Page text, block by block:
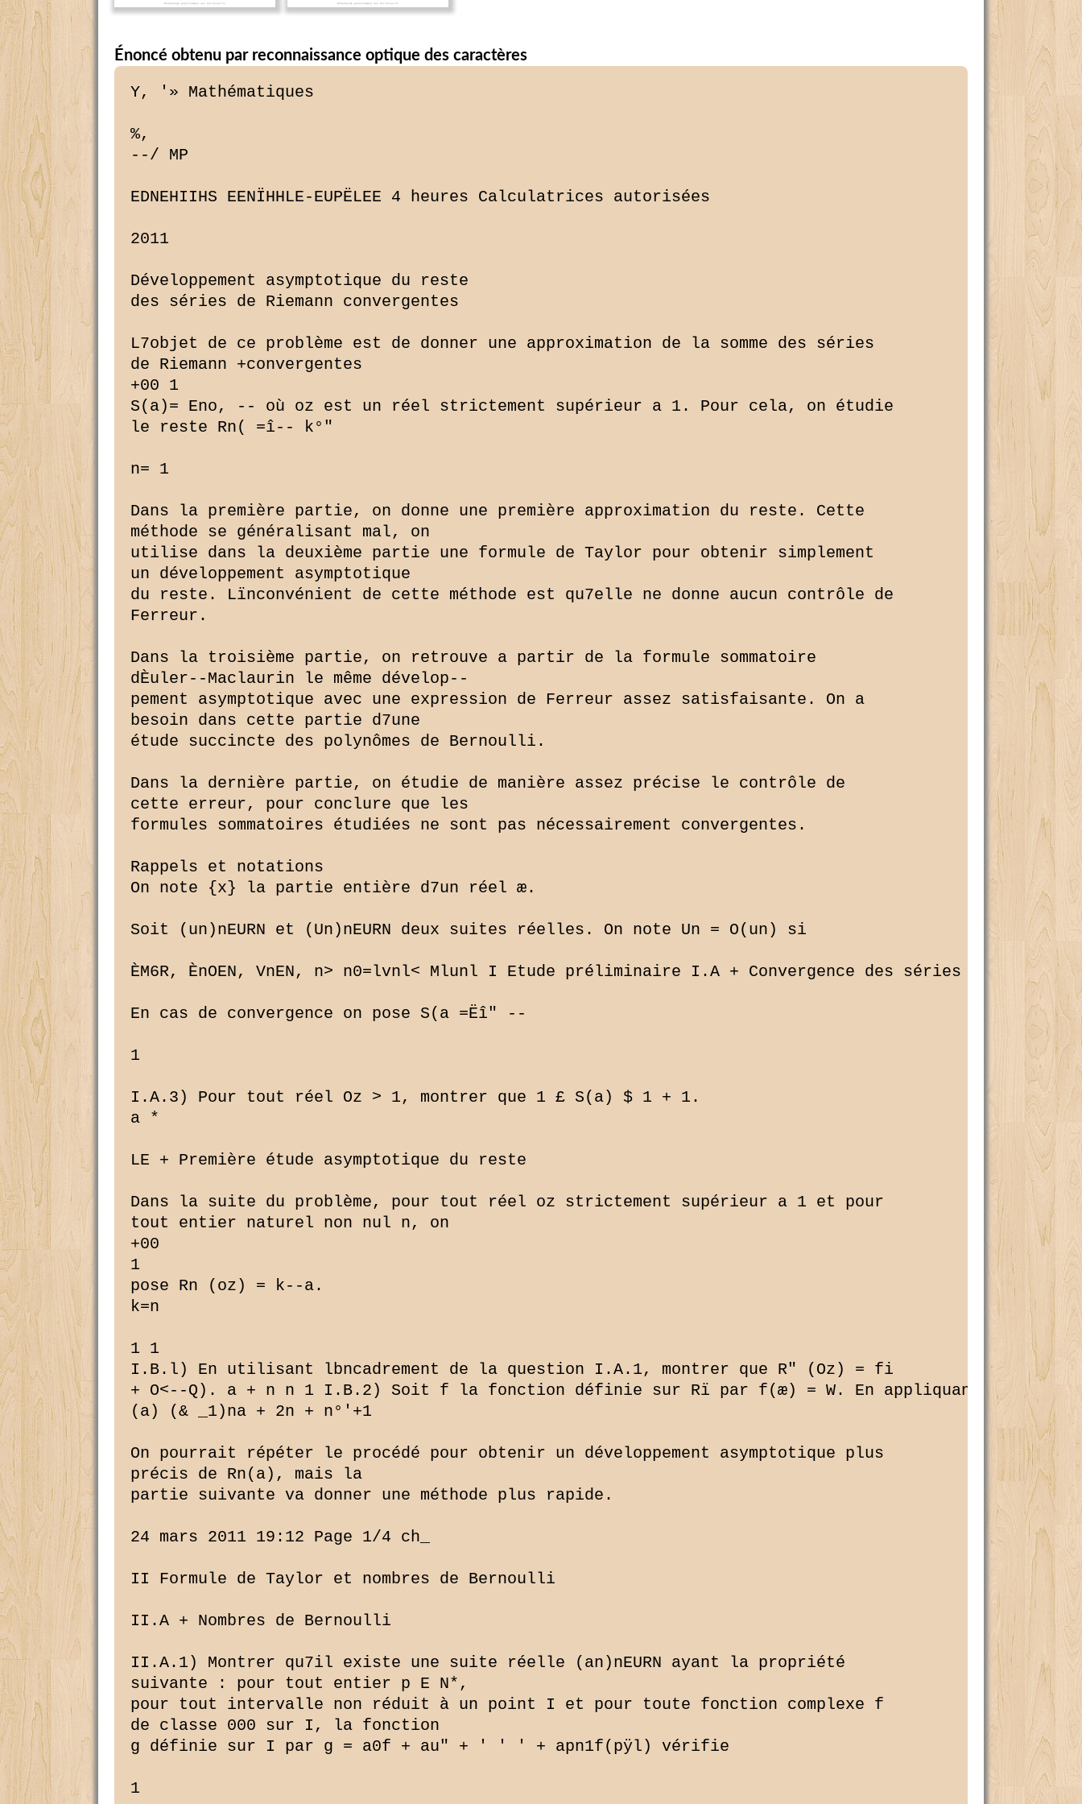
Énoncé obtenu par reconnaissance optique des caractères
Y, '» Mathématiques
%,
--/ MP
EDNEHIIHS EENÏHHLE-EUPËLEE 4 heures Calculatrices autorisées
2011
Développement asymptotique du reste
des séries de Riemann convergentes
L7objet de ce problème est de donner une approximation de la somme des séries
de Riemann +convergentes
+00 1
S(a)= Eno, -- où oz est un réel strictement supérieur a 1. Pour cela, on étudie
le reste Rn( =î-- k°"
n= 1
Dans la première partie, on donne une première approximation du reste. Cette
méthode se généralisant mal, on
utilise dans la deuxième partie une formule de Taylor pour obtenir simplement
un développement asymptotique
du reste. Lïnconvénient de cette méthode est qu7elle ne donne aucun contrôle de
Ferreur.
Dans la troisième partie, on retrouve a partir de la formule sommatoire
dÈuler--Maclaurin le même dévelop--
pement asymptotique avec une expression de Ferreur assez satisfaisante. On a
besoin dans cette partie d7une
étude succincte des polynômes de Bernoulli.
Dans la dernière partie, on étudie de manière assez précise le contrôle de
cette erreur, pour conclure que les
formules sommatoires étudiées ne sont pas nécessairement convergentes.
Rappels et notations
On note {x} la partie entière d7un réel æ.
Soit (un)nEURN et (Un)nEURN deux suites réelles. On note Un = O(un) si
ÈM6R, ÈnOEN, VnEN, n> n0=lvnl< Mlunl I Etude préliminaire I.A + Convergence des séries de
En cas de convergence on pose S(a =Ëî" --
1
I.A.3) Pour tout réel Oz > 1, montrer que 1 £ S(a) $ 1 + 1.
a *
LE + Première étude asymptotique du reste
Dans la suite du problème, pour tout réel oz strictement supérieur a 1 et pour
tout entier naturel non nul n, on
+00
1
pose Rn (oz) = k--a.
k=n
1 1
I.B.l) En utilisant lbncadrement de la question I.A.1, montrer que R" (Oz) = fi
+ O<--Q). a + n n 1 I.B.2) Soit f la fonction définie sur Rï par f(æ) = W. En appliquant a f la
(a) (& _1)na + 2n + n°'+1
On pourrait répéter le procédé pour obtenir un développement asymptotique plus
précis de Rn(a), mais la
partie suivante va donner une méthode plus rapide.
24 mars 2011 19:12 Page 1/4 ch_
II Formule de Taylor et nombres de Bernoulli
II.A + Nombres de Bernoulli
II.A.1) Montrer qu7il existe une suite réelle (an)nEURN ayant la propriété
suivante : pour tout entier p E N*,
pour tout intervalle non réduit à un point I et pour toute fonction complexe f
de classe 000 sur I, la fonction
g définie sur I par g = a0f + au" + ' ' ' + apn1f(pÿl) vérifie
1